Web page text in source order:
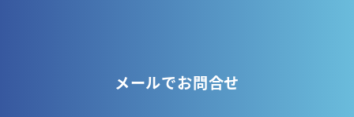
メールでお問合せ